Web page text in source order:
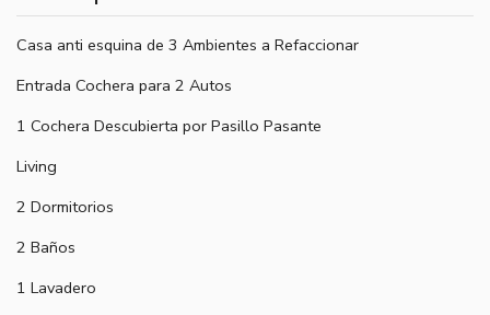
Casa anti esquina de 3 Ambientes a Refaccionar
Entrada Cochera para 2 Autos
1 Cochera Descubierta por Pasillo Pasante
Living
2 Dormitorios
2 Baños
1 Lavadero